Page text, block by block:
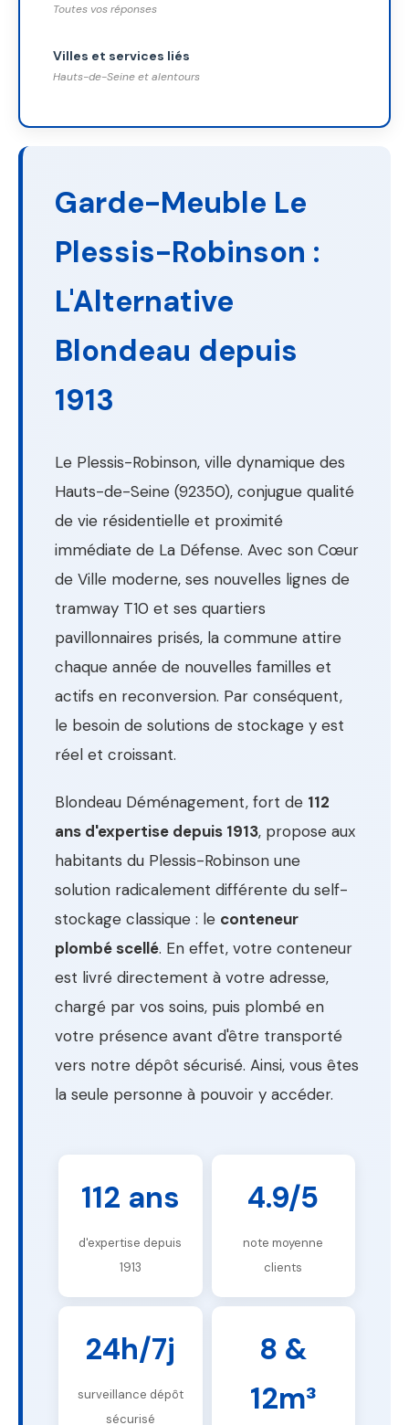
Toutes vos réponses
Villes et services liés
Hauts-de-Seine et alentours
Garde-Meuble Le
Plessis-Robinson :
L'Alternative
Blondeau depuis
1913
Le Plessis-Robinson, ville dynamique des
Hauts-de-Seine (92350), conjugue qualité
de vie résidentielle et proximité
immédiate de La Défense. Avec son Cœur
de Ville moderne, ses nouvelles lignes de
tramway T10 et ses quartiers
pavillonnaires prisés, la commune attire
chaque année de nouvelles familles et
actifs en reconversion. Par conséquent,
le besoin de solutions de stockage y est
réel et croissant.
Blondeau Déménagement, fort de 112
ans d'expertise depuis 1913, propose aux
habitants du Plessis-Robinson une
solution radicalement différente du self-
stockage classique : le conteneur
plombé scellé. En effet, votre conteneur
est livré directement à votre adresse,
chargé par vos soins, puis plombé en
votre présence avant d'être transporté
vers notre dépôt sécurisé. Ainsi, vous êtes
la seule personne à pouvoir y accéder.
112 ans
d'expertise depuis
1913
4.9/5
note moyenne
clients
24h/7j
surveillance dépôt
sécurisé
8 &
12m³